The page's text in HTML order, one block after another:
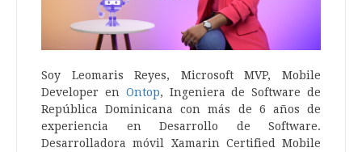
Soy Leomaris Reyes, Microsoft MVP, Mobile
Developer en Ontop, Ingeniera de Software de
República Dominicana con más de 6 años de
experiencia en Desarrollo de Software.
Desarrolladora móvil Xamarin Certified Mobile